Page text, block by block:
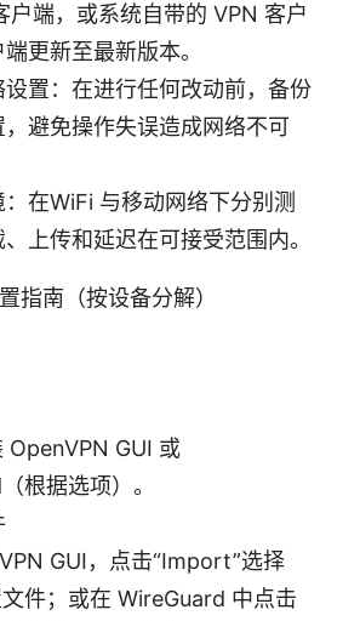
户端，或系统自带的 VPN 客户
更新至最新版本。
置：在进行任何改动前，备份
避免操作失误造成网络不可
在WiFi 与移动网络下分别测
上传和延迟在可接受范围内。
指南（按设备分解）
OpenVPN GUI 或
根据选项）。
GUI，点击“Import”选择
件；或在 WireGuard 中点击